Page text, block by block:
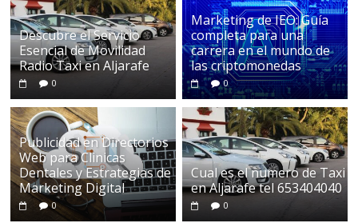
Descubre el Servicio
Esencial de Movilidad
Radio Taxi en Aljarafe
0
Marketing de IEO: Guía
completa para una
carrera en el mundo de
las criptomonedas
0
Publicidad en Directorios
Web para Clinicas
Dentales y Estrategias de
Marketing Digital
0
Cual es el numero de Taxi
en Aljarafe tel 653404040
0